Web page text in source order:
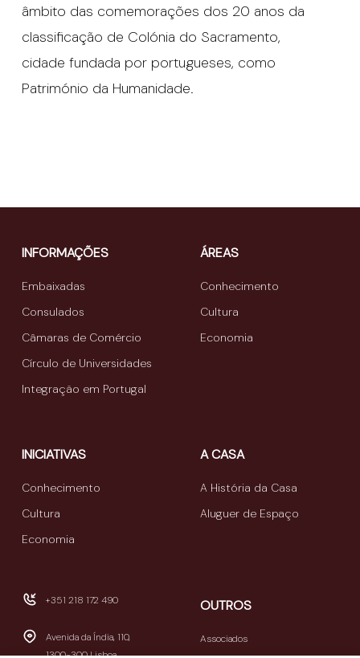
âmbito das comemorações dos 20 anos da
classificação de Colónia do Sacramento,
cidade fundada por portugueses, como
Património da Humanidade.
INFORMAÇÕES
Embaixadas
Consulados
Câmaras de Comércio
Círculo de Universidades
Integração em Portugal
ÁREAS
Conhecimento
Cultura
Economia
INICIATIVAS
Conhecimento
Cultura
Economia
A CASA
A História da Casa
Aluguer de Espaço
+351 218 172 490
Avenida da Índia, 110,
1300-300 Lisboa
OUTROS
Associados